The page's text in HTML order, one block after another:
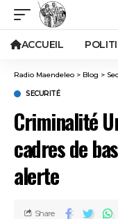
ACCUEIL
Radio Maendeleo > Blog >
SECURITÉ
Criminalité
cadres de
alerte
Share